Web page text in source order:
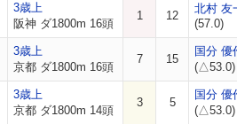
3歳上
阪神 ダ1800m 16頭
1 12
北村 友
(57.0)
3歳上
京都 ダ1800m 16頭
7 15
国分 優
(△53.0)
3歳上
京都 ダ1800m 14頭
3 5
国分 優
(△53.0)